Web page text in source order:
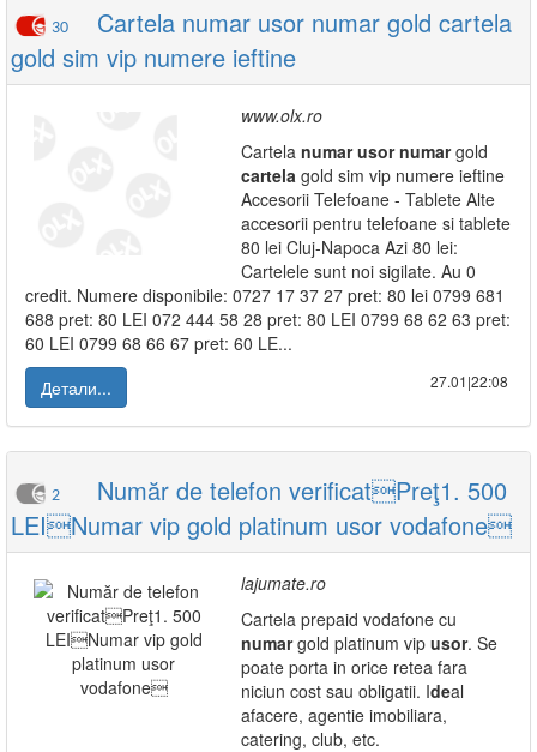
30
Cartela numar usor numar gold cartela
gold sim vip numere ieftine
www.olx.ro
Cartela numar usor numargold
cartela gold sim vip numere ieftine
Accesorii Telefoane - Tablete Alte
accesorii pentru telefoane si tablete
80 lei Cluj-Napoca Azi 80 lei:
Cartelele sunt noi sigilate. Au 0
credit. Numere disponibile: 0727 17 37 27 pret: 80 lei 0799 681
688 pret: 80 LEI 072 444 58 28 pret: 80 LEI 0799 68 62 63 pret:
60 LEI 0799 68 66 67 pret: 60 LE...
Детали...
27.01|22:08
2
Număr de telefon verificatPreţ1. 500
LEINumar vip gold platinum usor vodafone
lajumate.ro
Cartela prepaid vodafone cu
numargold platinum vip usor. Se
poate porta in orice retea fara
niciun cost sau obligatii. Ideal
afacere, agentie imobiliara,
catering, club, etc.